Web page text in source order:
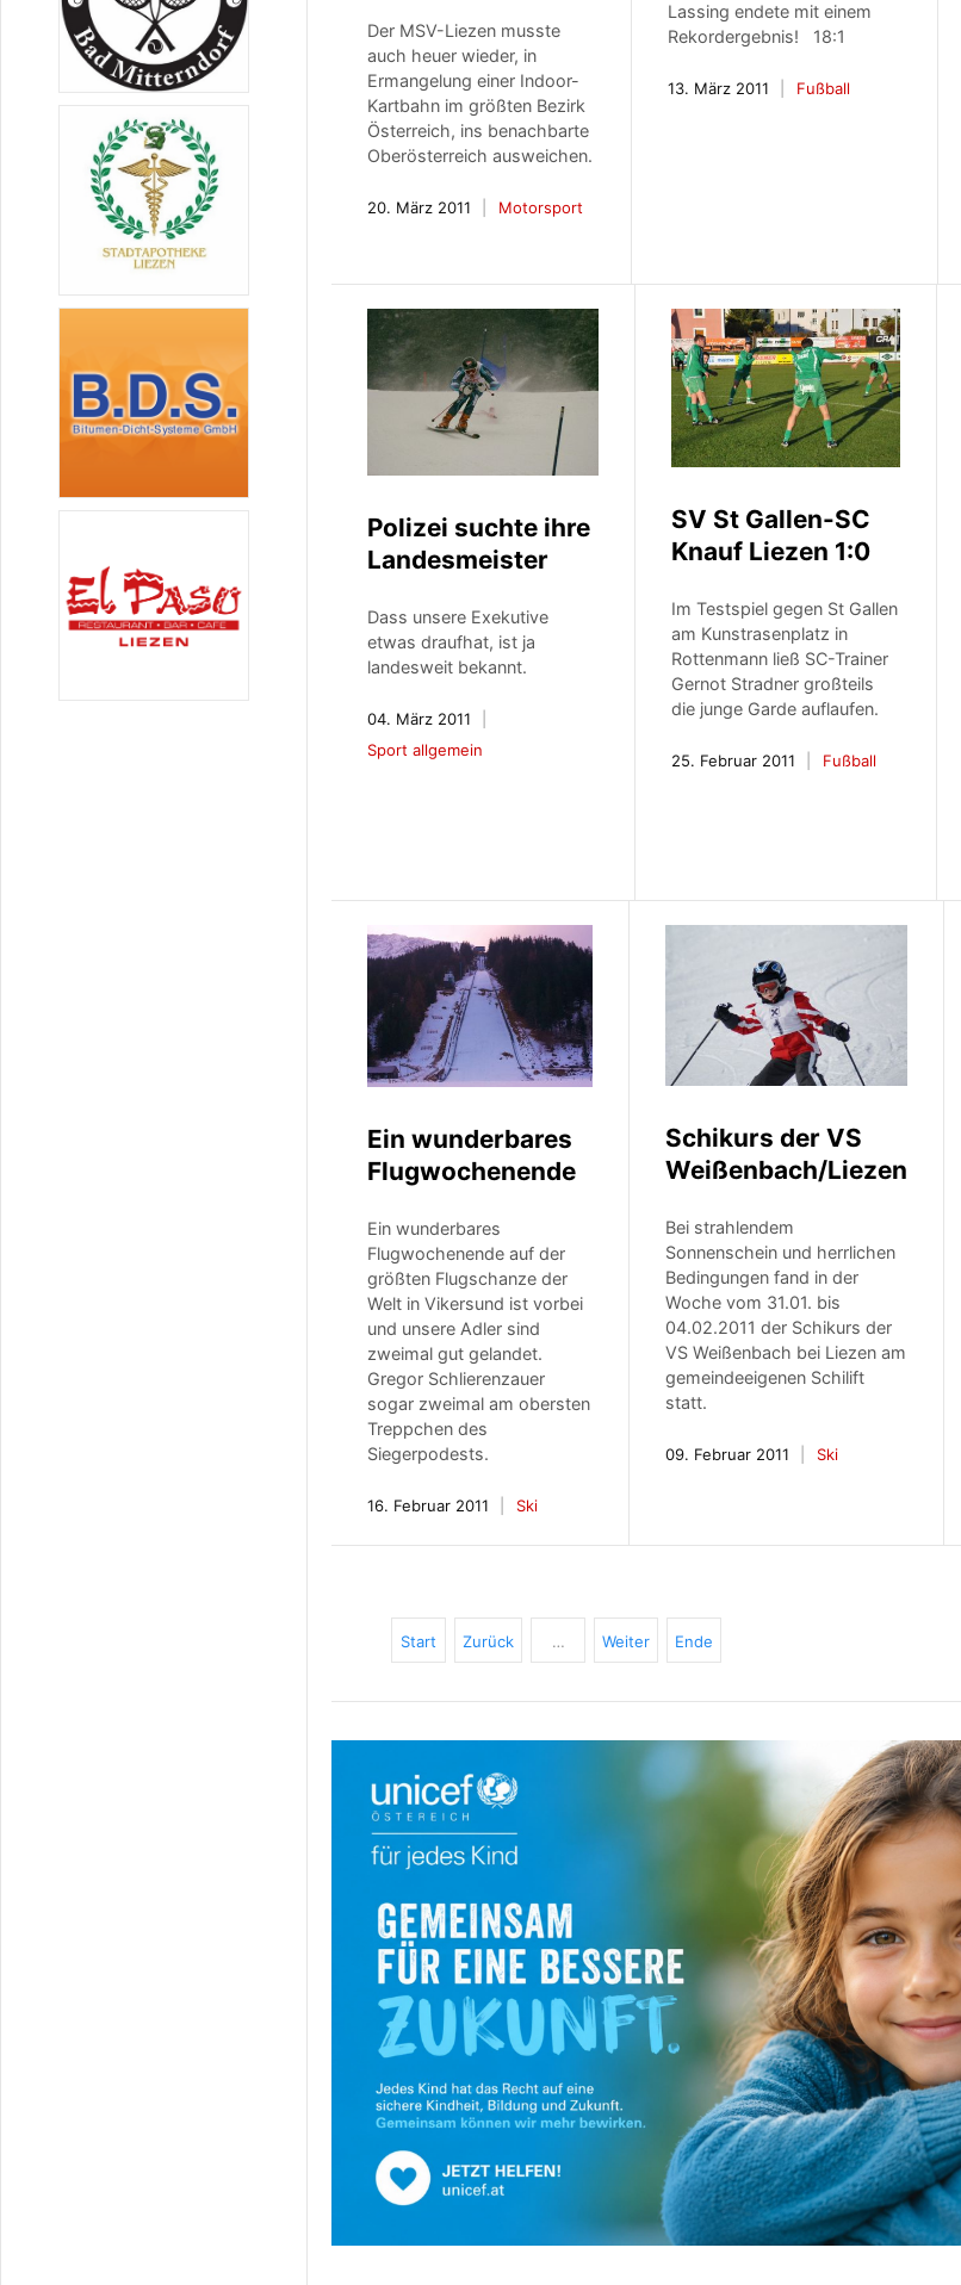
Der MSV-Liezen musste
auch heuer wieder, in
Ermangelung einer Indoor-
Kartbahn im größten Bezirk
Österreich, ins benachbarte
Oberösterreich ausweichen.
20. März 2011 Motorsport
Lassing endete mit einem
Rekordergebnis! 18:1
13. März 2011 Fußball
Polizei suchte ihre
Landesmeister
Dass unsere Exekutive
etwas draufhat, ist ja
landesweit bekannt.
04. März 2011
Sport allgemein
SV St Gallen-SC
Knauf Liezen 1:0
Im Testspiel gegen St Gallen
am Kunstrasenplatz in
Rottenmann ließ SC-Trainer
Gernot Stradner großteils
die junge Garde auflaufen.
25. Februar 2011 Fußball
Ein wunderbares
Flugwochenende
Ein wunderbares
Flugwochenende auf der
größten Flugschanze der
Welt in Vikersund ist vorbei
und unsere Adler sind
zweimal gut gelandet.
Gregor Schlierenzauer
sogar zweimal am obersten
Treppchen des
Siegerpodests.
16. Februar 2011 Ski
Schikurs der VS
Weißenbach/Liezen
Bei strahlendem
Sonnenschein und herrlichen
Bedingungen fand in der
Woche vom 31.01. bis
04.02.2011 der Schikurs der
VS Weißenbach bei Liezen am
gemeindeeigenen Schilift
statt.
09. Februar 2011 Ski
Start Zurück … Weiter Ende